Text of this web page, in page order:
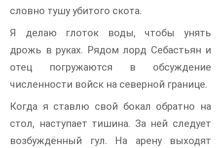
словно тушу убитого скота.
Я делаю глоток воды, чтобы унять
дрожь в руках. Рядом лорд Себастьян и
отец погружаются в обсуждение
численности войск на северной границе.
Когда я ставлю свой бокал обратно на
стол, наступает тишина. За ней следует
возбуждённый гул. На арену выходят